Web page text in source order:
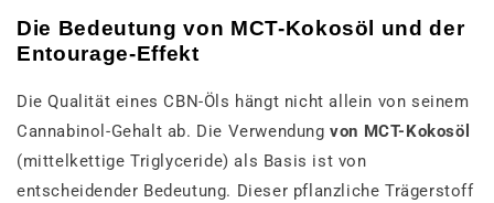
Die Bedeutung von MCT-Kokosöl und der
Entourage-Effekt
Die Qualität eines CBN-Öls hängt nicht allein von seinem
Cannabinol-Gehalt ab. Die Verwendungvon MCT-Kokosöl
(mittelkettige Triglyceride) als Basis ist von
entscheidender Bedeutung. Dieser pflanzliche Trägerstoff